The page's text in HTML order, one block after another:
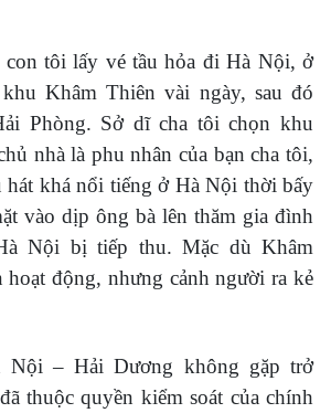
con tôi lấy vé tầu hỏa đi Hà Nội, ở
Khâm Thiên vài ngày, sau đó
Phòng. Sở dĩ cha tôi chọn khu
nhà là phu nhân của bạn cha tôi,
hát khá nổi tiếng ở Hà Nội thời bấy
vào dịp ông bà lên thăm gia đình
Nội bị tiếp thu. Mặc dù Khâm
động, nhưng cảnh người ra kẻ
Nội – Hải Dương không gặp trở
thuộc quyền kiểm soát của chính